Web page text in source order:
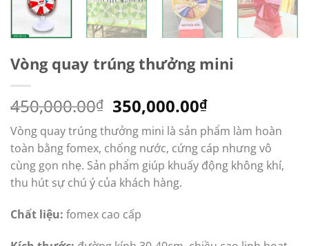
Vòng quay trúng thưởng mini
450,000.00₫ Giá
gốc
là:
450,000.00₫.
350,000.00₫Giá
hiện
tại
là:
Vòng quay trúng thưởng mini là sản phẩm làm hoàn
toàn bằng fomex, chống nước, cứng cáp nhưng vô
cùng gọn nhẹ. Sản phẩm giúp khuấy động không khí,
thu hút sự chú ý của khách hàng.
Chất liệu: fomex cao cấp